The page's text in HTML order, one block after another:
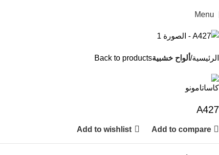
Menu
الرئيسية ألواح خشبيةBack to products
A427
Add to compare
Add to wishlist